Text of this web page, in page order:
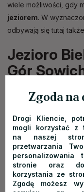
wiele możliwości, gdy
jeziorem. W
odbywają się tutaj
Jezioro
Gór
Kolejne piękne
polskim Como lub
Sztuczny zbiornik
na obrzeżach
Sportu i Rekreacji w
ośrodek
wypożyczalnia
i liczne lokale
Zgoda
Drogi Kliencie,
mogli korzystać z
na naszej
przetwarzania
stronie oraz
korzystania ze
Zgodę możesz